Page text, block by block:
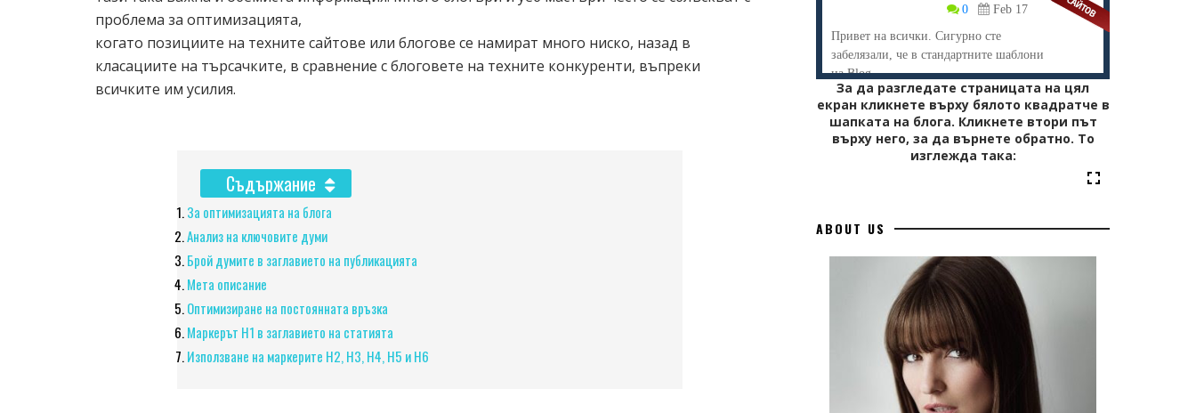
проблема за оптимизацията,
когато позициите на техните сайтове или блогове се намират много ниско, назад в
класациите на търсачките, в сравнение с блоговете на техните конкуренти, въпреки
всичките им усилия.
Съдържание
За оптимизацията на блога
Анализ на ключовите думи
Брой думите в заглавието на публикацията
Мета описание
Оптимизиране на постоянната връзка
Маркерът H1 в заглавието на статията
Използване на маркерите H2, H3, H4, H5 и H6
0
Feb 17
Привет на всички. Сигурно сте
забелязали, че в стандартните шаблони
на Blog...
За да разгледате страницата на цял
екран кликнете върху бялото квадратче в
шапката на блога. Кликнете втори път
върху него, за да върнете обратно. То
изглежда така:
ABOUT US